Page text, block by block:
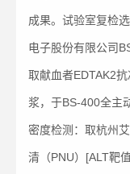
成果。试验室复检
电子股份有限公司
取献血者EDTAK2
浆，于BS-400全主
密度检测：取杭州
清（PNU）[ALT靶